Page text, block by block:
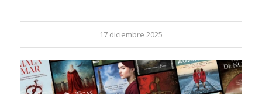
17 diciembre 2025